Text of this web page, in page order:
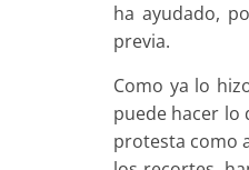
ha ayudado,
previa.
Como ya lo
puede hacer lo
protesta como